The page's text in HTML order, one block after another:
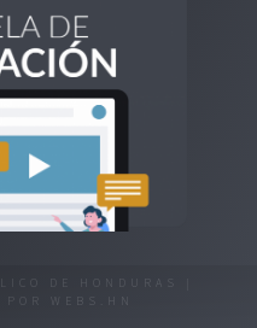
DE HONDURAS |
POR
WEBS.HN